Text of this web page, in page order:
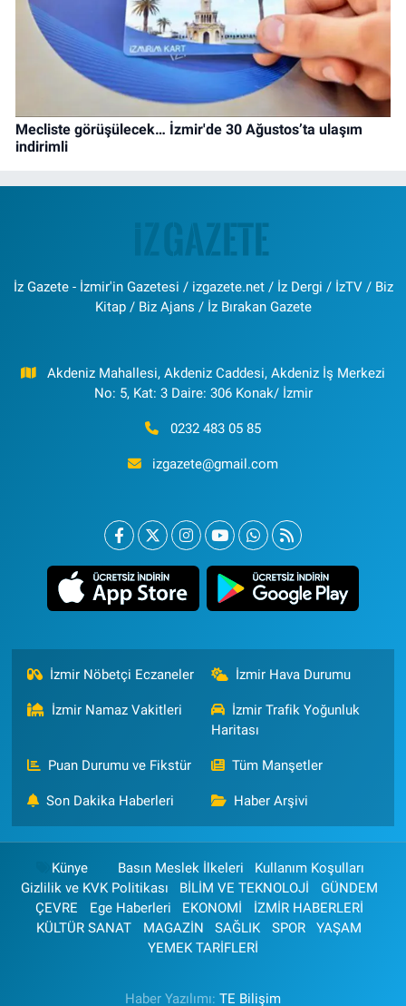
Mecliste görüşülecek… İzmir'de 30 Ağustos’ta ulaşım
indirimli
İz Gazete - İzmir'in Gazetesi / izgazete.net / İz Dergi / İzTV / Biz
Kitap / Biz Ajans / İz Bırakan Gazete
Akdeniz Mahallesi, Akdeniz Caddesi, Akdeniz İş Merkezi
No: 5, Kat: 3 Daire: 306 Konak/ İzmir
0232 483 05 85
izgazete@gmail.com
İzmir Nöbetçi Eczaneler İzmir Hava Durumu
İzmir Namaz Vakitleri
İzmir Trafik Yoğunluk
Haritası
Puan Durumu ve Fikstür Tüm Manşetler
Son Dakika Haberleri Haber Arşivi
Künye Basın Meslek İlkeleri
Kullanım Koşulları
Gizlilik ve KVK Politikası
BİLİM VE TEKNOLOJİ
GÜNDEM
ÇEVRE
Ege Haberleri EKONOMİ
İZMİR HABERLERİ
KÜLTÜR SANAT
MAGAZİN SAĞLIK SPOR
YAŞAM
YEMEK TARİFLERİ
Haber Yazılımı: TE Bilişim